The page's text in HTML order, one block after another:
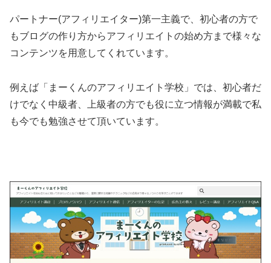
パートナー(アフィリエイター)第一主義で、初心者の方で
もブログの作り方からアフィリエイトの始め方まで様々な
コンテンツを用意してくれています。
例えば「まーくんのアフィリエイト学校」では、初心者だ
けでなく中級者、上級者の方でも役に立つ情報が満載で私
も今でも勉強させて頂いています。